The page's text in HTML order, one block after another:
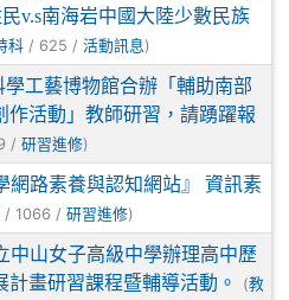
v.s南海岩中國大陸少數民族
科 / 625 / 活動訊息 )
學工藝博物館合辦「輔助南部
作活動」教師研習，請踴躍報
/ 研習進修)
網路素養與認知網站』 資訊素
/ 1066 / 研習進修)
中山女子高級中學辦理高中歷
畫研習課程暨輔導活動。
(教